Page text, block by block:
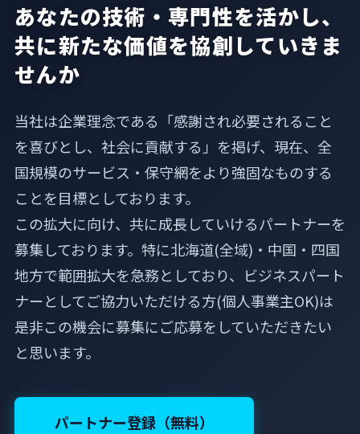
あなたの技術・専門性を活かし、
共に新たな価値を協創していきま
せんか
当社は企業理念である「感謝され必要されること
を喜びとし、社会に貢献する」を掲げ、現在、全
国規模のサービス・保守網をより強固なものする
ことを目標としております。
この拡大に向け、共に成長していけるパートナーを
募集しております。特に北海道(全域)・中国・四国
地方で範囲拡大を急務としており、ビジネスパート
ナーとしてご協力いただける方(個人事業主OK)は
是非この機会に募集にご応募をしていただきたい
と思います。
パートナー登録（無料）